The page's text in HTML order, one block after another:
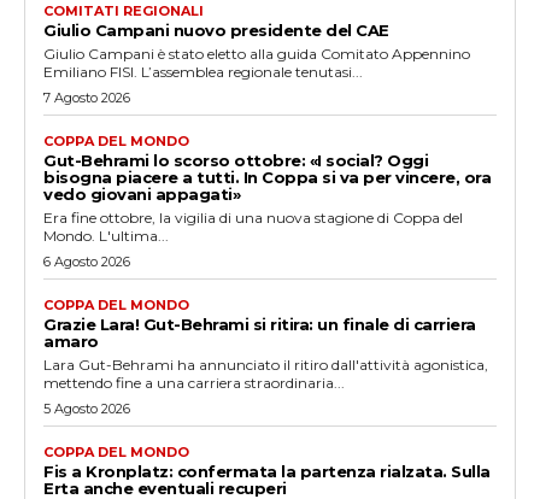
COMITATI REGIONALI
Giulio Campani nuovo presidente del CAE
Giulio Campani è stato eletto alla guida Comitato Appennino
Emiliano FISI. L’assemblea regionale tenutasi...
7 Agosto 2026
COPPA DEL MONDO
Gut-Behrami lo scorso ottobre: «I social? Oggi
bisogna piacere a tutti. In Coppa si va per vincere, ora
vedo giovani appagati»
Era fine ottobre, la vigilia di una nuova stagione di Coppa del
Mondo. L'ultima...
6 Agosto 2026
COPPA DEL MONDO
Grazie Lara! Gut-Behrami si ritira: un finale di carriera
amaro
Lara Gut-Behrami ha annunciato il ritiro dall'attività agonistica,
mettendo fine a una carriera straordinaria...
5 Agosto 2026
COPPA DEL MONDO
Fis a Kronplatz: confermata la partenza rialzata. Sulla
Erta anche eventuali recuperi